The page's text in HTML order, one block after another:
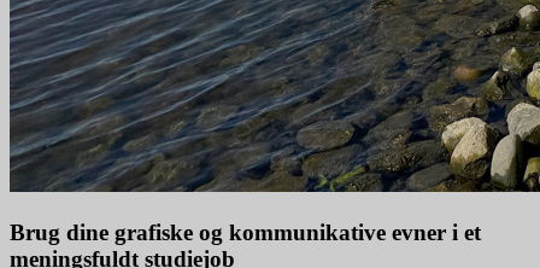
Brug dine grafiske og kommunikative evner i et
meningsfuldt studiejob